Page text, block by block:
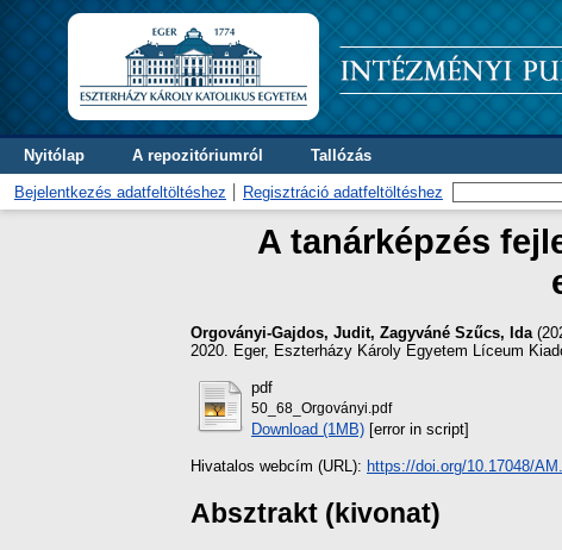
Nyitólap A repozitóriumról Tallózás
Bejelentkezés adatfeltöltéshez Regisztráció adatfeltöltéshez
A tanárképzés
Orgoványi-Gajdos, Judit, Zagyváné Szűcs, Ida
2020. Eger, Eszterházy Károly Egyetem Líceum
pdf
50_68_Orgoványi.pdf
Download (1MB) [error in script]
Hivatalos webcím (URL): https://doi.org/10.17048/
Absztrakt (kivonat)